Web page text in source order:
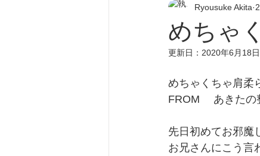
めちゃ
Ryousuke Akita
更新日： 2020年6月18日
めちゃくちゃ肩柔
FROM 　あきたの
先日初めてお邪魔
お兄さんにこう言